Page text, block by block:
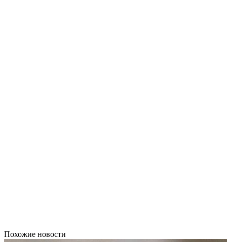
Похожие новости